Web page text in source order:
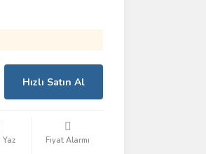
Hızlı Satın Al
Yaz Fiyat Alarmı